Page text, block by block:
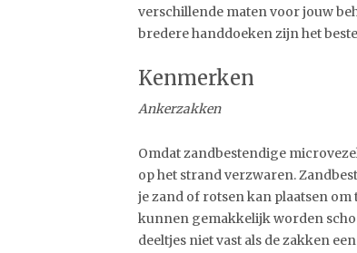
verschillende maten voor jouw
bredere handdoeken zijn het
Kenmerken
Ankerzakken
Omdat zandbestendige
op het strand verzwaren.
je zand of rotsen kan plaatsen
kunnen gemakkelijk worden
deeltjes niet vast als de zakken